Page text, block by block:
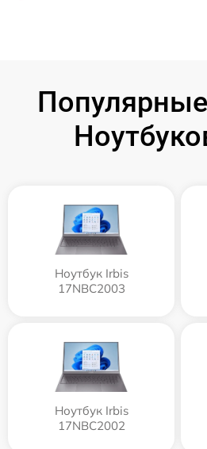
Ноутбук Irbis
17NBC2003
Ноутбук Irbis
17NBC2002